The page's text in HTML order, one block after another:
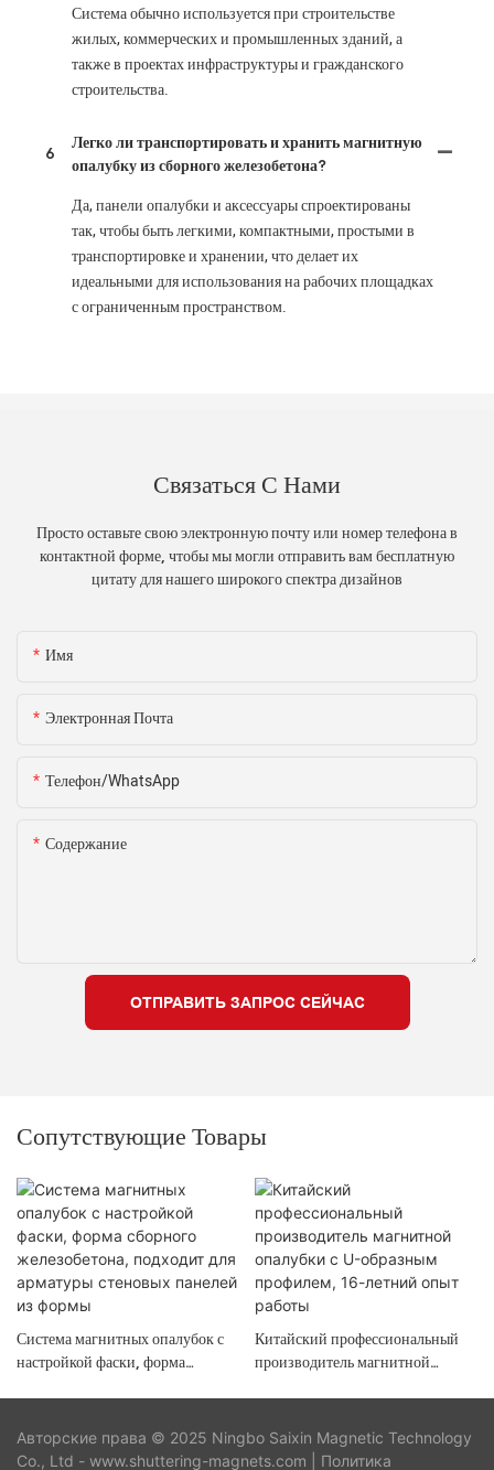
Система обычно используется при строительстве
жилых, коммерческих и промышленных зданий, а
также в проектах инфраструктуры и гражданского
строительства.
6
Легко ли транспортировать и хранить магнитную
опалубку из сборного железобетона?
Да, панели опалубки и аксессуары спроектированы
так, чтобы быть легкими, компактными, простыми в
транспортировке и хранении, что делает их
идеальными для использования на рабочих площадках
с ограниченным пространством.
Связаться С Нами
Просто оставьте свою электронную почту или номер телефона в
контактной форме, чтобы мы могли отправить вам бесплатную
цитату для нашего широкого спектра дизайнов
Имя
Электронная Почта
Телефон/WhatsApp
Содержание
ОТПРАВИТЬ ЗАПРОС СЕЙЧАС
Сопутствующие Товары
Система магнитных опалубок с
настройкой фаски, форма
панелей из формы
Китайский профессиональный
производитель магнитной
работы
Авторские права © 2025 Ningbo Saixin Magnetic Technology
Co., Ltd - www.shuttering-magnets.com |
Политика